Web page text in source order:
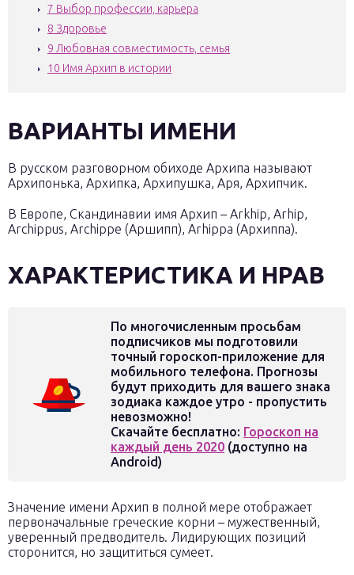
7 Выбор профессии, карьера
8 Здоровье
9 Любовная совместимость, семья
10 Имя Архип в истории
ВАРИАНТЫ ИМЕНИ
В русском разговорном обиходе Архипа называют
Архипонька, Архипка, Архипушка, Аря, Архипчик.
В Европе, Скандинавии имя Архип – Arkhip, Arhip,
Archippus, Archippe (Аршипп), Arhippa (Архиппа).
ХАРАКТЕРИСТИКА И НРАВ
По многочисленным просьбам
подписчиков мы подготовили
точный гороскоп-приложение для
мобильного телефона. Прогнозы
будут приходить для вашего знака
зодиака каждое утро - пропустить
невозможно!
Скачайте бесплатно: Гороскоп на
каждый день 2020 (доступно на
Android)
Значение имени Архип в полной мере отображает
первоначальные греческие корни – мужественный,
уверенный предводитель. Лидирующих позиций
сторонится, но защититься сумеет.